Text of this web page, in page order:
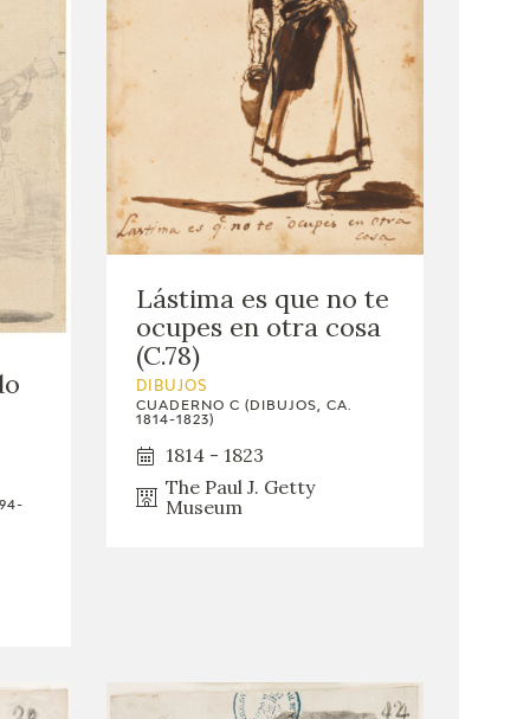
Lástima es que no te
ocupes en otra cosa
(C.78)
DIBUJOS
CUADERNO C (DIBUJOS, CA.
1814-1823)
1814 - 1823
The Paul J. Getty
Museum